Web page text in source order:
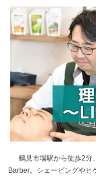
鶴見市場駅から徒歩2分
Barber。シェービングやヒ